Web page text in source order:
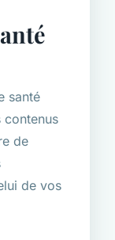
santé
de
de vos